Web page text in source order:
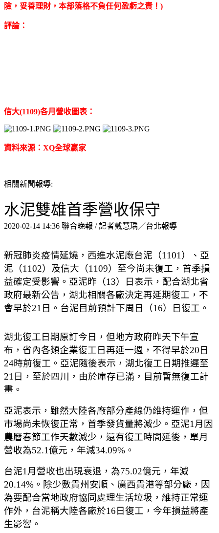
險，妥善理財，本部落格不負任何盈虧之責！)
評論：
信大(1109)各月營收圖表：
資料來源：XQ全球贏家
相關新聞報導:
水泥雙雄首季營收保守
2020-02-14 14:36 聯合晚報 / 記者戴慧瑀／台北報導
新冠肺炎疫情延燒，西進水泥廠台泥（1101）、亞
泥（1102）及信大（1109）至今尚未復工，首季損
益確定受影響。亞泥昨（13）日表示，配合湖北省
政府最新公告，湖北相關各廠決定再延期復工，不
會早於21日。台泥目前預計下周日（16）日復工。
湖北復工日期原訂今日，但地方政府昨天下午宣
布，省內各類企業復工日再延一週，不得早於20日
24時前復工。亞泥隨後表示，湖北復工日期推遲至
21日，至於四川，由於庫存已滿，目前暫無復工計
畫。
亞泥表示，雖然大陸各廠部分產線仍維持運作，但
市場尚未恢復正常，首季發貨量將減少。亞泥1月因
農曆春節工作天數減少，還有復工時間延後，單月
營收為52.1億元，年減34.09%。
台泥1月營收也出現衰退，為75.02億元，年減
20.14%。除少數貴州安順、廣西貴港等部分廠，因
為要配合當地政府協同處理生活垃圾，維持正常運
作外，台泥稱大陸各廠於16日復工，今年損益將產
生影響。